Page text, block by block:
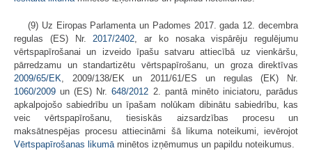
(9) Uz Eiropas Parlamenta un Padomes 2017. gada 12. decembra
regulas (ES) Nr.2017/2402, ar ko nosaka vispārēju regulējumu
vērtspapīrošanai un izveido īpašu satvaru attiecībā uz vienkāršu,
pārredzamu un standartizētu vērtspapīrošanu, un groza direktīvas
2009/65/EK, 2009/138/EK un 2011/61/ES un regulas (EK) Nr.
1060/2009 un (ES) Nr.648/2012 2. pantā minēto iniciatoru, parādus
apkalpojošo sabiedrību un īpašam nolūkam dibinātu sabiedrību, kas
veic vērtspapīrošanu, tiesiskās aizsardzības procesu un
maksātnespējas procesu attiecināmi šā likuma noteikumi, ievērojot
Vērtspapīrošanas likumāminētos izņēmumus un papildu noteikumus.